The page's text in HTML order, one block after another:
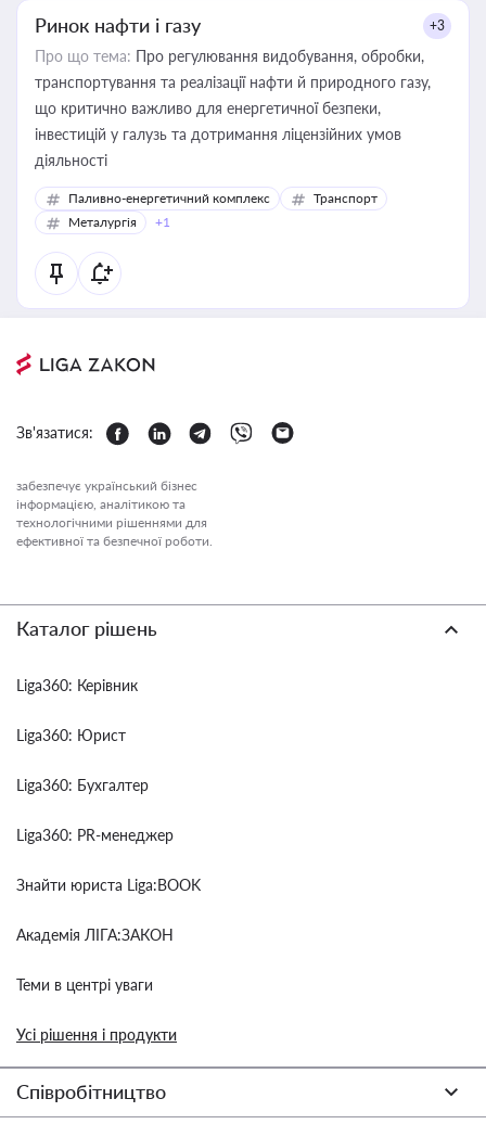
Ринок нафти і газу +3
Про що тема: Про регулювання видобування, обробки,
транспортування та реалізації нафти й природного газу,
що критично важливо для енергетичної безпеки,
інвестицій у галузь та дотримання ліцензійних умов
діяльності
Паливно-енергетичний комплекс
Транспорт
Металургія
+1
Зв'язатися:
забезпечує український бізнес
інформацією, аналітикою та
технологічними рішеннями для
ефективної та безпечної роботи.
Каталог рішень
Liga360: Керівник
Liga360: Юрист
Liga360: Бухгалтер
Liga360: PR-менеджер
Знайти юриста Liga:BOOK
Академія ЛІГА:ЗАКОН
Теми в центрі уваги
Усі рішення і продукти
Співробітництво